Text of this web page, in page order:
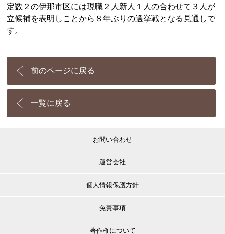
定数２の伊那市区には現職２人新人１人の合わせて３人が
立候補を表明しことから８年ぶりの選挙戦となる見通しで
す。
前のページに戻る
一覧に戻る
お問い合わせ
運営会社
個人情報保護方針
免責事項
著作権について